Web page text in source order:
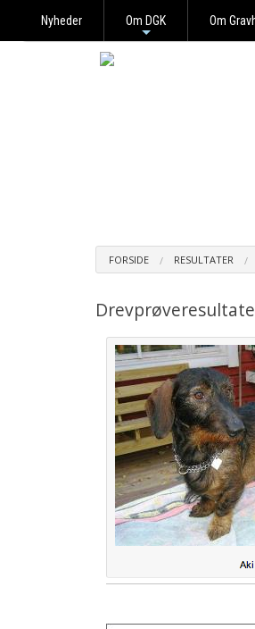
Nyheder Om DGK Om
FORSIDE RESULTATER